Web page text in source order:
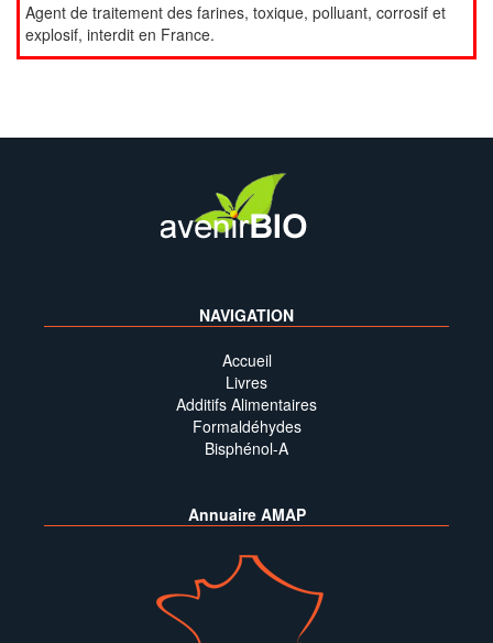
Agent de traitement des farines, toxique, polluant, corrosif et
explosif, interdit en France.
NAVIGATION
Accueil
Livres
Additifs Alimentaires
Formaldéhydes
Bisphénol-A
Annuaire AMAP